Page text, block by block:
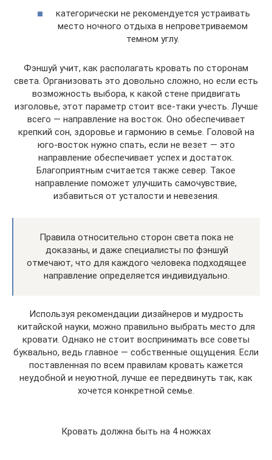
категорически не рекомендуется устраивать
место ночного отдыха в непроветриваемом
темном углу.
Фэншуй учит, как располагать кровать по сторонам
света. Организовать это довольно сложно, но если есть
возможность выбора, к какой стене придвигать
изголовье, этот параметр стоит все-таки учесть. Лучше
всего — направление на восток. Оно обеспечивает
крепкий сон, здоровье и гармонию в семье. Головой на
юго-восток нужно спать, если не везет — это
направление обеспечивает успех и достаток.
Благоприятным считается также север. Такое
направление поможет улучшить самочувствие,
избавиться от усталости и невезения.
Правила относительно сторон света пока не
доказаны, и даже специалисты по фэншуй
отмечают, что для каждого человека подходящее
направление определяется индивидуально.
Используя рекомендации дизайнеров и мудрость
китайской науки, можно правильно выбрать место для
кровати. Однако не стоит воспринимать все советы
буквально, ведь главное — собственные ощущения. Если
поставленная по всем правилам кровать кажется
неудобной и неуютной, лучше ее передвинуть так, как
хочется конкретной семье.
Кровать должна быть на 4 ножках